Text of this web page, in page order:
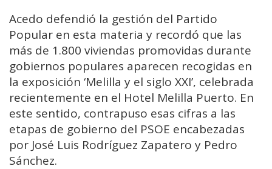
Acedo defendió la gestión del Partido
Popular en esta materia y recordó que las
más de 1.800 viviendas promovidas durante
gobiernos populares aparecen recogidas en
la exposición ‘Melilla y el siglo XXI’, celebrada
recientemente en el Hotel Melilla Puerto. En
este sentido, contrapuso esas cifras a las
etapas de gobierno del PSOE encabezadas
por José Luis Rodríguez Zapatero y Pedro
Sánchez.